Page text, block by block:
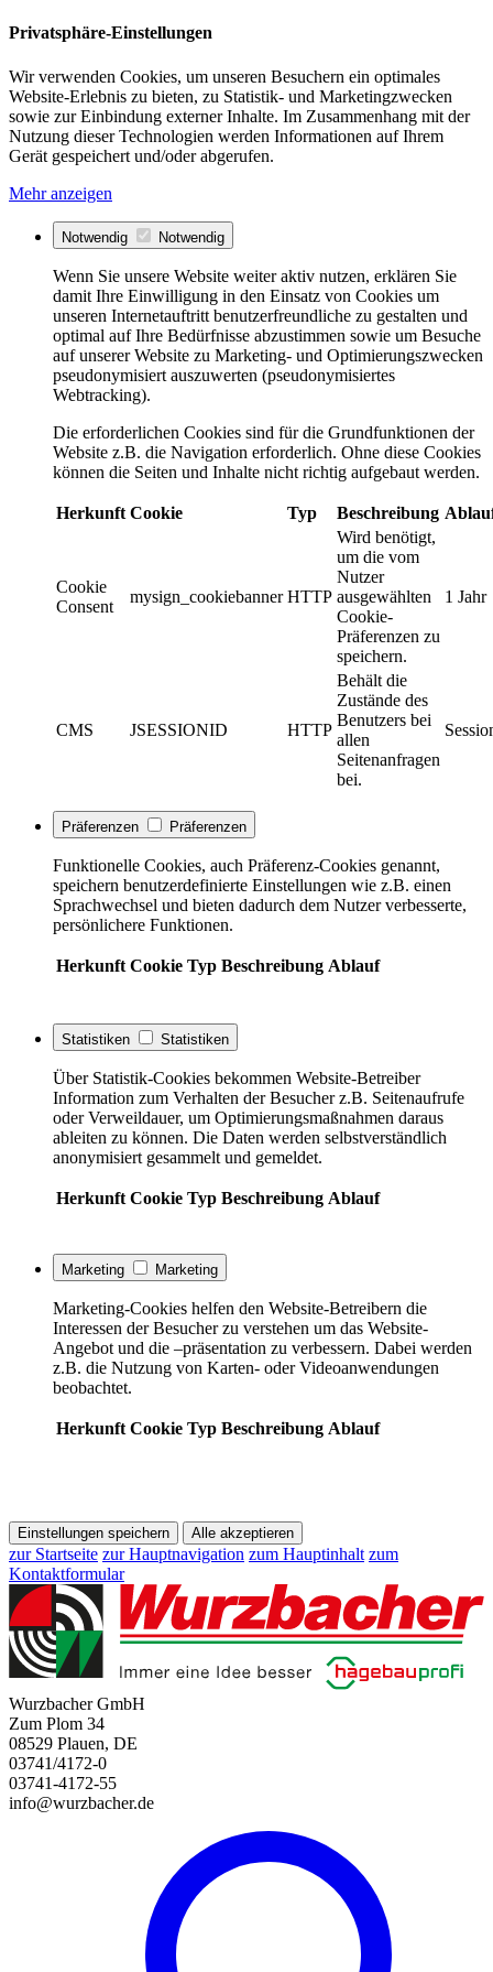
Privatsphäre-Einstellungen
Wir verwenden Cookies, um unseren Besuchern ein optimales
Website-Erlebnis zu bieten, zu Statistik- und Marketingzwecken
sowie zur Einbindung externer Inhalte. Im Zusammenhang mit der
Nutzung dieser Technologien werden Informationen auf Ihrem
Gerät gespeichert und/oder abgerufen.
Mehr anzeigen
Notwendig Notwendig
Wenn Sie unsere Website weiter aktiv nutzen, erklären Sie
damit Ihre Einwilligung in den Einsatz von Cookies um
unseren Internetauftritt benutzerfreundliche zu gestalten und
optimal auf Ihre Bedürfnisse abzustimmen sowie um Besuche
auf unserer Website zu Marketing- und Optimierungszwecken
pseudonymisiert auszuwerten (pseudonymisiertes
Webtracking).
Die erforderlichen Cookies sind für die Grundfunktionen der
Website z.B. die Navigation erforderlich. Ohne diese Cookies
können die Seiten und Inhalte nicht richtig aufgebaut werden.
Herkunft Cookie Typ Beschreibung
Cookie
Consent
mysign_cookiebanner HTTP
Wird benötigt,
um die vom
Nutzer
ausgewählten
Cookie-
Präferenzen zu
speichern.
1 Jahr
CMS JSESSIONID HTTP
Behält die
Zustände des
Benutzers bei
allen
Seitenanfragen
bei.
Präferenzen Präferenzen
Funktionelle Cookies, auch Präferenz-Cookies genannt,
speichern benutzerdefinierte Einstellungen wie z.B. einen
Sprachwechsel und bieten dadurch dem Nutzer verbesserte,
persönlichere Funktionen.
Herkunft Cookie Typ Beschreibung Ablauf
Statistiken Statistiken
Über Statistik-Cookies bekommen Website-Betreiber
Information zum Verhalten der Besucher z.B. Seitenaufrufe
oder Verweildauer, um Optimierungsmaßnahmen daraus
ableiten zu können. Die Daten werden selbstverständlich
anonymisiert gesammelt und gemeldet.
Herkunft Cookie Typ Beschreibung Ablauf
Marketing Marketing
Marketing-Cookies helfen den Website-Betreibern die
Interessen der Besucher zu verstehen um das Website-
Angebot und die –präsentation zu verbessern. Dabei werden
z.B. die Nutzung von Karten- oder Videoanwendungen
beobachtet.
Herkunft Cookie Typ Beschreibung Ablauf
Einstellungen speichern Alle akzeptieren
zur Startseite zur Hauptnavigation zum Hauptinhalt zum
Kontaktformular
Wurzbacher GmbH
Zum Plom 34
08529 Plauen, DE
03741/4172-0
03741-4172-55
info@wurzbacher.de